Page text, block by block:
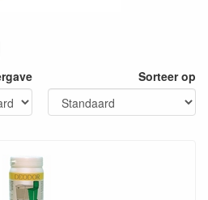
Sorteer op